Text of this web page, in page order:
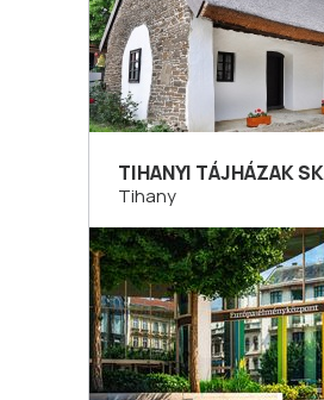
TIHANYI TÁJHÁZAK
Tihany